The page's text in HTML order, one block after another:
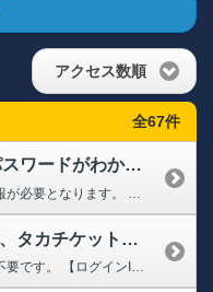
アクセス数順
全67件
タカチケットのログインID・パスワードがわかりません
タカチケットへのログインには下記の情報が必要となります。 【ログインID】 10桁の会員番号、またはご登録のメールアドレス ※WEBから新規でご入会の場合は入会時に発行された10桁の会員番号を入力してください。 【ログインパスワード】 会員マイページへログインする際と同じものとなります。 パスワードをお忘れの方は下記のページよりお手続きください。 ➡【クラブホークス...
HAWKS公式オンラインストア、タカチケット、ためタカ！アプリにログインできなくなりました。再度、会員登録が必要なのでしょうか？
すでに会員登録を完了している場合は、不要です。 【ログインID】 10桁の会員番号、またはご登録のメールアドレス 【ログインパスワード】 お客様にて設定されたパスワード パスワードをお忘れの方は下記のページよりお手続きください。 ➡【クラブホークス・タカポイント会員マイページ】パスワードの再設定 ※受信設定をされております場合は、 「@sbhtakapo.softbank...